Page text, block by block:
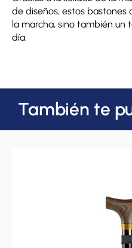
de diseños, estos bastones
la marcha, sino también un
día.
También te